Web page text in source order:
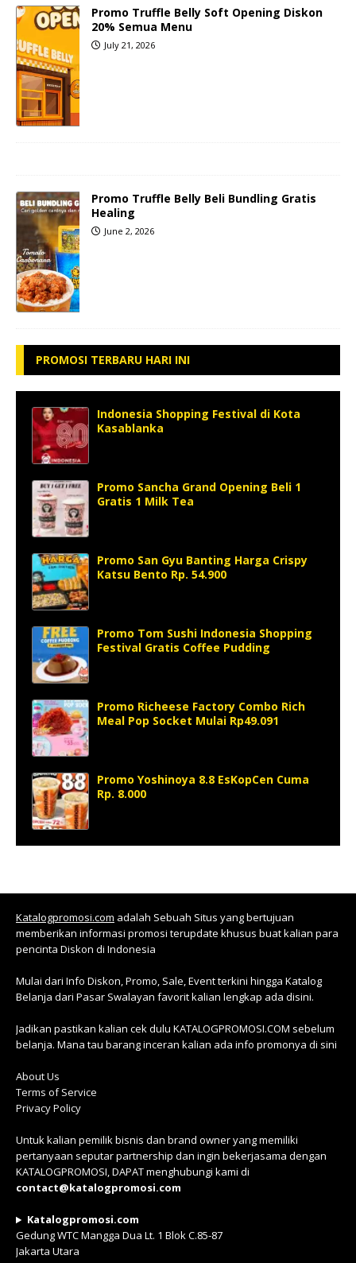
Promo Truffle Belly Soft Opening Diskon
20% Semua Menu
July 21, 2026
Promo Truffle Belly Beli Bundling Gratis
Healing
June 2, 2026
PROMOSI TERBARU HARI INI
Indonesia Shopping Festival di Kota
Kasablanka
Promo Sancha Grand Opening Beli 1
Gratis 1 Milk Tea
Promo San Gyu Banting Harga Crispy
Katsu Bento Rp. 54.900
Promo Tom Sushi Indonesia Shopping
Festival Gratis Coffee Pudding
Promo Richeese Factory Combo Rich
Meal Pop Socket Mulai Rp49.091
Promo Yoshinoya 8.8 EsKopCen Cuma
Rp. 8.000
Katalogpromosi.com adalah Sebuah Situs yang bertujuan
memberikan informasi promosi terupdate khusus buat kalian para
pencinta Diskon di Indonesia
Mulai dari Info Diskon, Promo, Sale, Event terkini hingga Katalog
Belanja dari Pasar Swalayan favorit kalian lengkap ada disini.
Jadikan pastikan kalian cek dulu KATALOGPROMOSI.COM sebelum
belanja. Mana tau barang inceran kalian ada info promonya di sini
About Us
Terms of Service
Privacy Policy
Untuk kalian pemilik bisnis dan brand owner yang memiliki
pertanyaan seputar partnership dan ingin bekerjasama dengan
KATALOGPROMOSI, DAPAT menghubungi kami di
contact@katalogpromosi.com
Katalogpromosi.com
Gedung WTC Mangga Dua Lt. 1 Blok C.85-87
Jakarta Utara